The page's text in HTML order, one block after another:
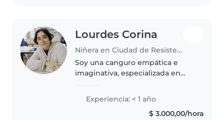
Lourdes Corina
Niñera en Ciudad de Resistencia
Soy una canguro empática e
imaginativa, especializada en
con habilidades en
manualidades, música y lectura, y
me encanta crear juegos
Experiencia: < 1 año
$ 3.000,00/hora